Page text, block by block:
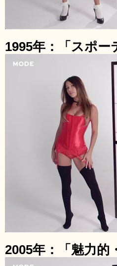
1995年：「スポー
2005年：「魅力的